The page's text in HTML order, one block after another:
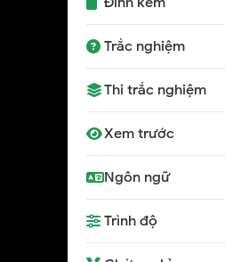
Trắc nghiệm
Thi trắc nghiệm
Xem trước
Ngôn ngữ
Trình độ